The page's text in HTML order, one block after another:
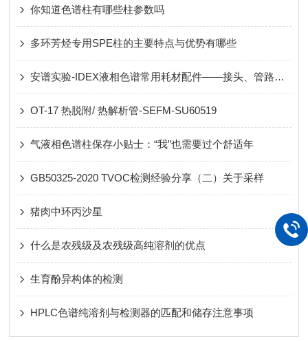
你知道色谱柱有哪些柱参数吗
多环芳烃专用SPE柱的主要特点与优势有哪些
安谱实验-IDEX液相色谱常用耗材配件——接头、管路、两通、三通、过滤器
OT-17 热脱附/ 热解析管-SEFM-SU60519
气液相色谱柱保存小贴士：“我”也需要过个舒适年
GB50325-2020 TVOC检测经验分享（二）关于采样
猪肉中环丙沙星
什么是农残级及农残级高纯溶剂的优点
生育酚异构体的检测
HPLC色谱纯溶剂与检测器的匹配和储存注意事项